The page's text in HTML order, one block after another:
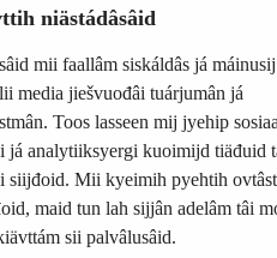
niästádâsâid
mii faallâm siskáldâs já máinusij
media jiešvuođâi tuárjumân já
Toos lasseen mij jyehip
já analytiiksyergi kuoimijd tiäđuid
siijđoid. Mii kyeimih pyehtih
maid tun lah sijjân adelâm tâi
sii palvâlusâid.